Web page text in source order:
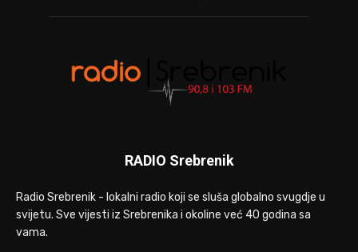
RADIO Srebrenik
Radio Srebrenik - lokalni radio koji se sluša globalno svugdje u
svijetu. Sve vijesti iz Srebrenika i okoline već 40 godina sa
vama.